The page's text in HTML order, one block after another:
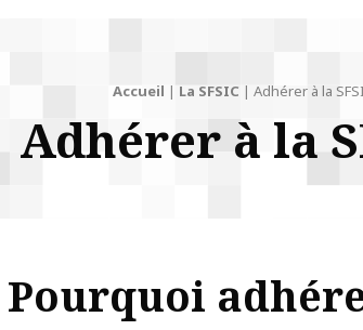
Accueil | La SFSIC | Adhérer à la
Adhérer à la
Pourquoi